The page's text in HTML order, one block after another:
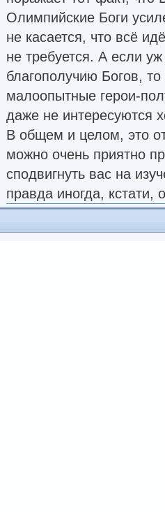
Олимпийские Боги
не касается, что всё
не требуется. А если
благополучию Богов,
малоопытные герои-
даже не интересуются
В общем и целом, это
можно очень приятно
сподвигнуть вас на
правда иногда,